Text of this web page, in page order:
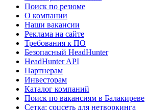
Поиск по резюме
О компании
Наши вакансии
Реклама на сайте
Требования к ПО
Безопасный HeadHunter
HeadHunter API
Партнерам
Инвесторам
Каталог компаний
Поиск по вакансиям в Балакиреве
Сетка: соцсеть для нетворкинга